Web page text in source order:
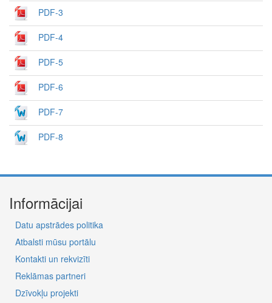
PDF-3
PDF-4
PDF-5
PDF-6
PDF-7
PDF-8
Informācijai
Datu apstrādes politika
Atbalsti mūsu portālu
Kontakti un rekvizīti
Reklāmas partneri
Dzīvokļu projekti